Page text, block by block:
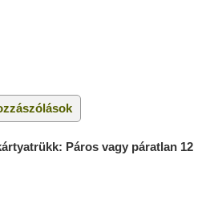
Páros vagy páratlan 12